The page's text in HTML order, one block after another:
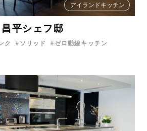
アイランドキッチン
平シェフ邸
ク ソリッド
ゼロ動線キッチン